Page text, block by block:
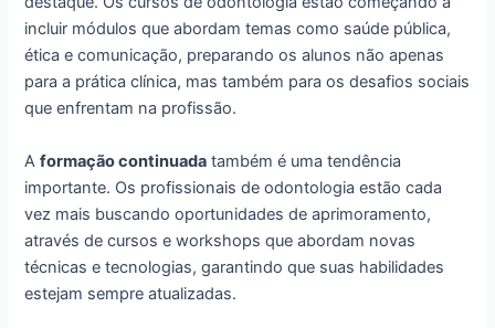
incluir módulos que abordam temas como saúde pública,
ética e comunicação, preparando os alunos não apenas
para a prática clínica, mas também para os desafios sociais
que enfrentam na profissão.
Aformação continuada também é uma tendência
importante. Os profissionais de odontologia estão cada
vez mais buscando oportunidades de aprimoramento,
através de cursos e workshops que abordam novas
técnicas e tecnologias, garantindo que suas habilidades
estejam sempre atualizadas.